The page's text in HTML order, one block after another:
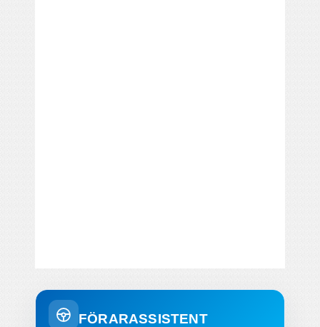
FÖRARASSISTENT